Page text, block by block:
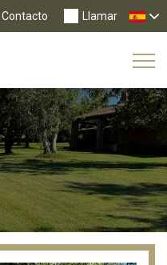
Llamar
Contacto